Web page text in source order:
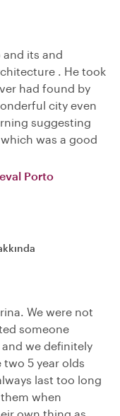
its and
. He took
had found by
city even
suggesting
was a good
Porto
We were not
someone
we definitely
5 year olds
last too long
when